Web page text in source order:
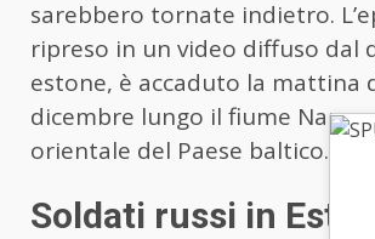
sarebbero tornate indietro.
ripreso in un video diffuso dal
estone, è accaduto la mattina
dicembre lungo il fiume
orientale del Paese baltico.
Soldati russi in